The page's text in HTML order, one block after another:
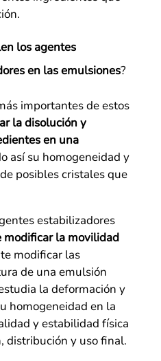
los agentes
en las emulsiones?
importantes de estos
la disolución y
en una
así su homogeneidad y
posibles cristales que
estabilizadores
modificar la movilidad
modificar las
de una emulsión
la deformación y
homogeneidad en la
y estabilidad física
distribución y uso final.